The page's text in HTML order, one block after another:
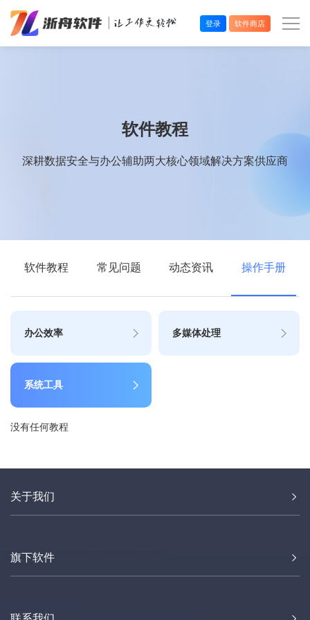
登录 软件商店
软件教程
深耕数据安全与办公辅助两大核心领域解决方案供应商
软件教程 常见问题 动态资讯 操作手册
办公效率 多媒体处理
系统工具
没有任何教程
关于我们
旗下软件